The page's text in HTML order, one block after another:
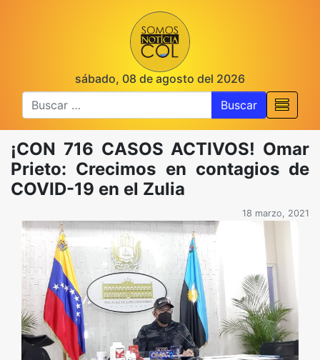
sábado, 08 de agosto del 2026
Buscar
¡CON 716 CASOS ACTIVOS! Omar
Prieto: Crecimos en contagios de
COVID-19 en el Zulia
18 marzo, 2021